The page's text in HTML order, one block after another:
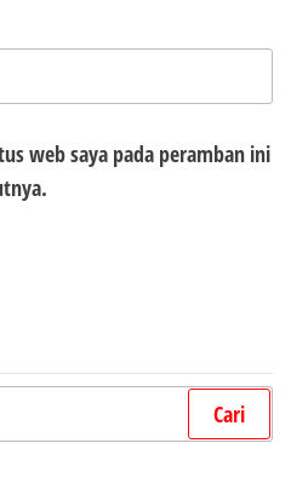
web saya pada peramban ini